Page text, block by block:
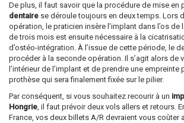
De plus, il faut savoir que la procédure de mise en
dentaire se déroule toujours en deux temps. Lors
opération, le praticien insère l’implant dans l’os de
de trois mois est ensuite nécessaire à la
d’ostéo-intégration. À l’issue de cette période, le
procéder à la seconde opération. Il s’agit alors de
l’intérieur de l’implant et de prendre une empreinte
prothèse qui sera finalement fixée sur le pilier.
Par conséquent, si vous souhaitez recourir à un
Hongrie, il faut prévoir deux vols allers et retours.
France, vos deux billets A/R devraient vous coûter